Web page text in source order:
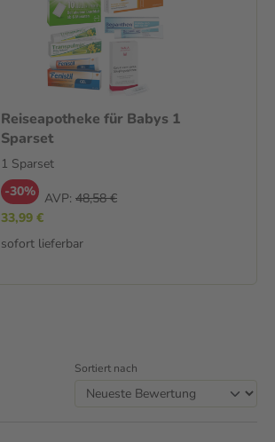
Reiseapotheke für Babys 1
Sparset
1 Sparset
-30% AVP: 48,58 €
33,99 €
sofort lieferbar
Sortiert nach